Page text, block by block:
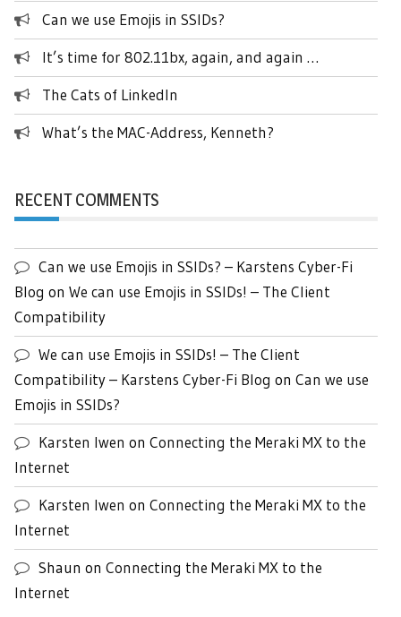
Can we use Emojis in SSIDs?
It’s time for 802.11bx, again, and again …
The Cats of LinkedIn
What’s the MAC-Address, Kenneth?
RECENT COMMENTS
Can we use Emojis in SSIDs? – Karstens Cyber-Fi
Blog on We can use Emojis in SSIDs! – The Client
Compatibility
We can use Emojis in SSIDs! – The Client
Compatibility – Karstens Cyber-Fi Blog on Can we use
Emojis in SSIDs?
Karsten Iwen on Connecting the Meraki MX to the
Internet
Karsten Iwen on Connecting the Meraki MX to the
Internet
Shaun on Connecting the Meraki MX to the
Internet